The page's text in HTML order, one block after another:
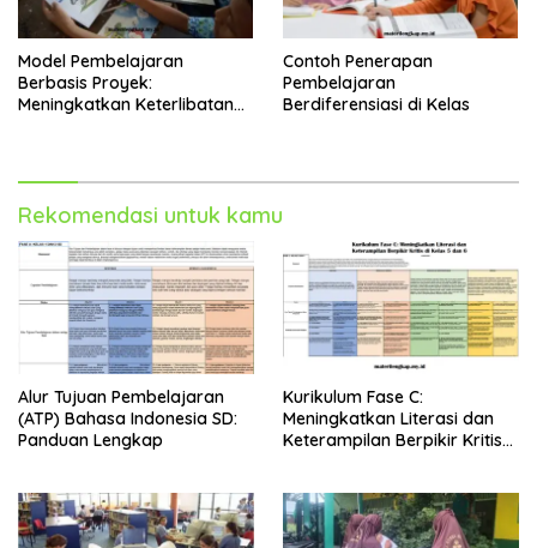
Model Pembelajaran
Berbasis Proyek:
Meningkatkan Keterlibatan
Contoh Penerapan
Pembelajaran
Berdiferensiasi di Kelas
Rekomendasi untuk kamu
Alur Tujuan Pembelajaran
(ATP) Bahasa Indonesia SD:
Panduan Lengkap
Kurikulum Fase C:
Meningkatkan Literasi dan
Keterampilan Berpikir Kritis